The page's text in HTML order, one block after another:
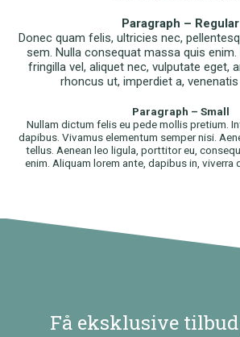
Paragraph – Regular
Donec quam felis, ultricies nec,
sem. Nulla consequat massa quis
fringilla vel, aliquet nec, vulputate eget,
rhoncus ut, imperdiet a,
Paragraph – Small
Nullam dictum felis eu pede mollis pretium.
dapibus. Vivamus elementum semper nisi.
tellus. Aenean leo ligula, porttitor eu,
enim. Aliquam lorem ante, dapibus in, viverra
Få eksklusive